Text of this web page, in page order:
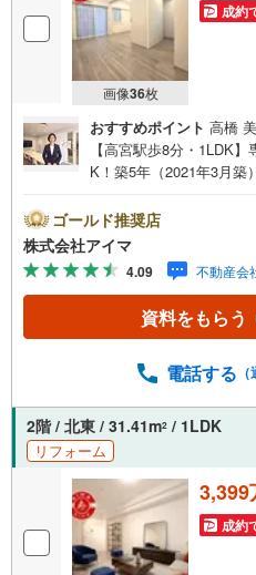
画像36枚
成約
おすすめポイント 高橋
【高宮駅歩8分・1LDK
K！築5年（2021年3月築
有約34平米。■リフォー
お渡しします。■住戸の
す。■防犯・セキュリテ
用部に防犯カメラを設置
宅配ボックスで不在時
いてペットの飼育はご
場あり。■収納玄関収納
ネット銀行はじめ多数の
ランもご用意平日も夜間
で送迎無料/オンライン相
だけ」でも歓迎します他
方、転職後で審査にご不
ゴールド推奨店
株式会社アイマ
4.09 不動産会
資料をもらう
電話する
2階 / 北東 / 31.41m2 / 1LDK
リフォーム
3,399
成約